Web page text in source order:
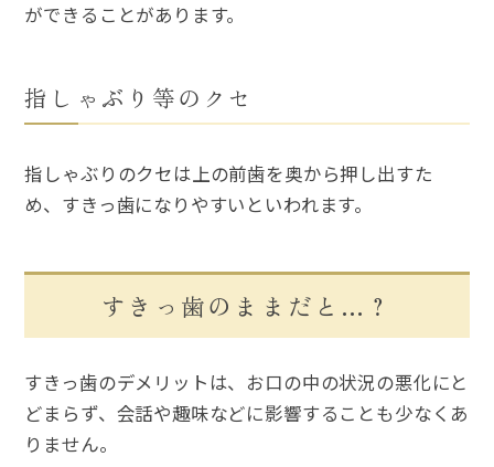
ができることがあります。
指しゃぶり等のクセ
指しゃぶりのクセは上の前歯を奥から押し出すた
め、すきっ歯になりやすいといわれます。
すきっ歯のままだと…？
すきっ歯のデメリットは、お口の中の状況の悪化にと
どまらず、会話や趣味などに影響することも少なくあ
りません。